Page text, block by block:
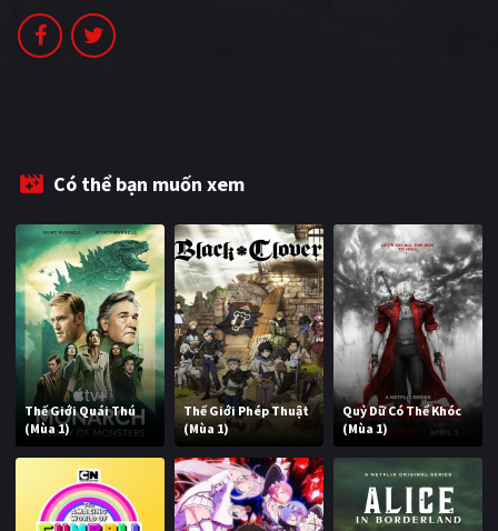
Có thể bạn muốn xem
Thế Giới Quái Thú
(Mùa 1)
Thế Giới Phép Thuật
(Mùa 1)
Quỷ Dữ Có Thể Khóc
(Mùa 1)